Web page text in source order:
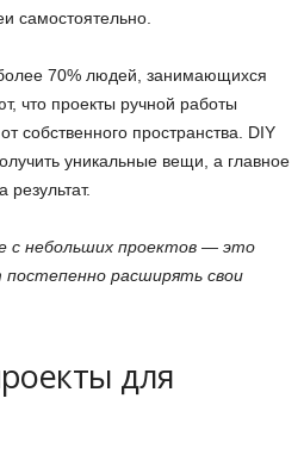
самостоятельно.
70% людей, занимающихся
что проекты ручной работы
собственного пространства. DIY
уникальные вещи, а главное
результат.
с небольших проектов — это
расширять свои
для